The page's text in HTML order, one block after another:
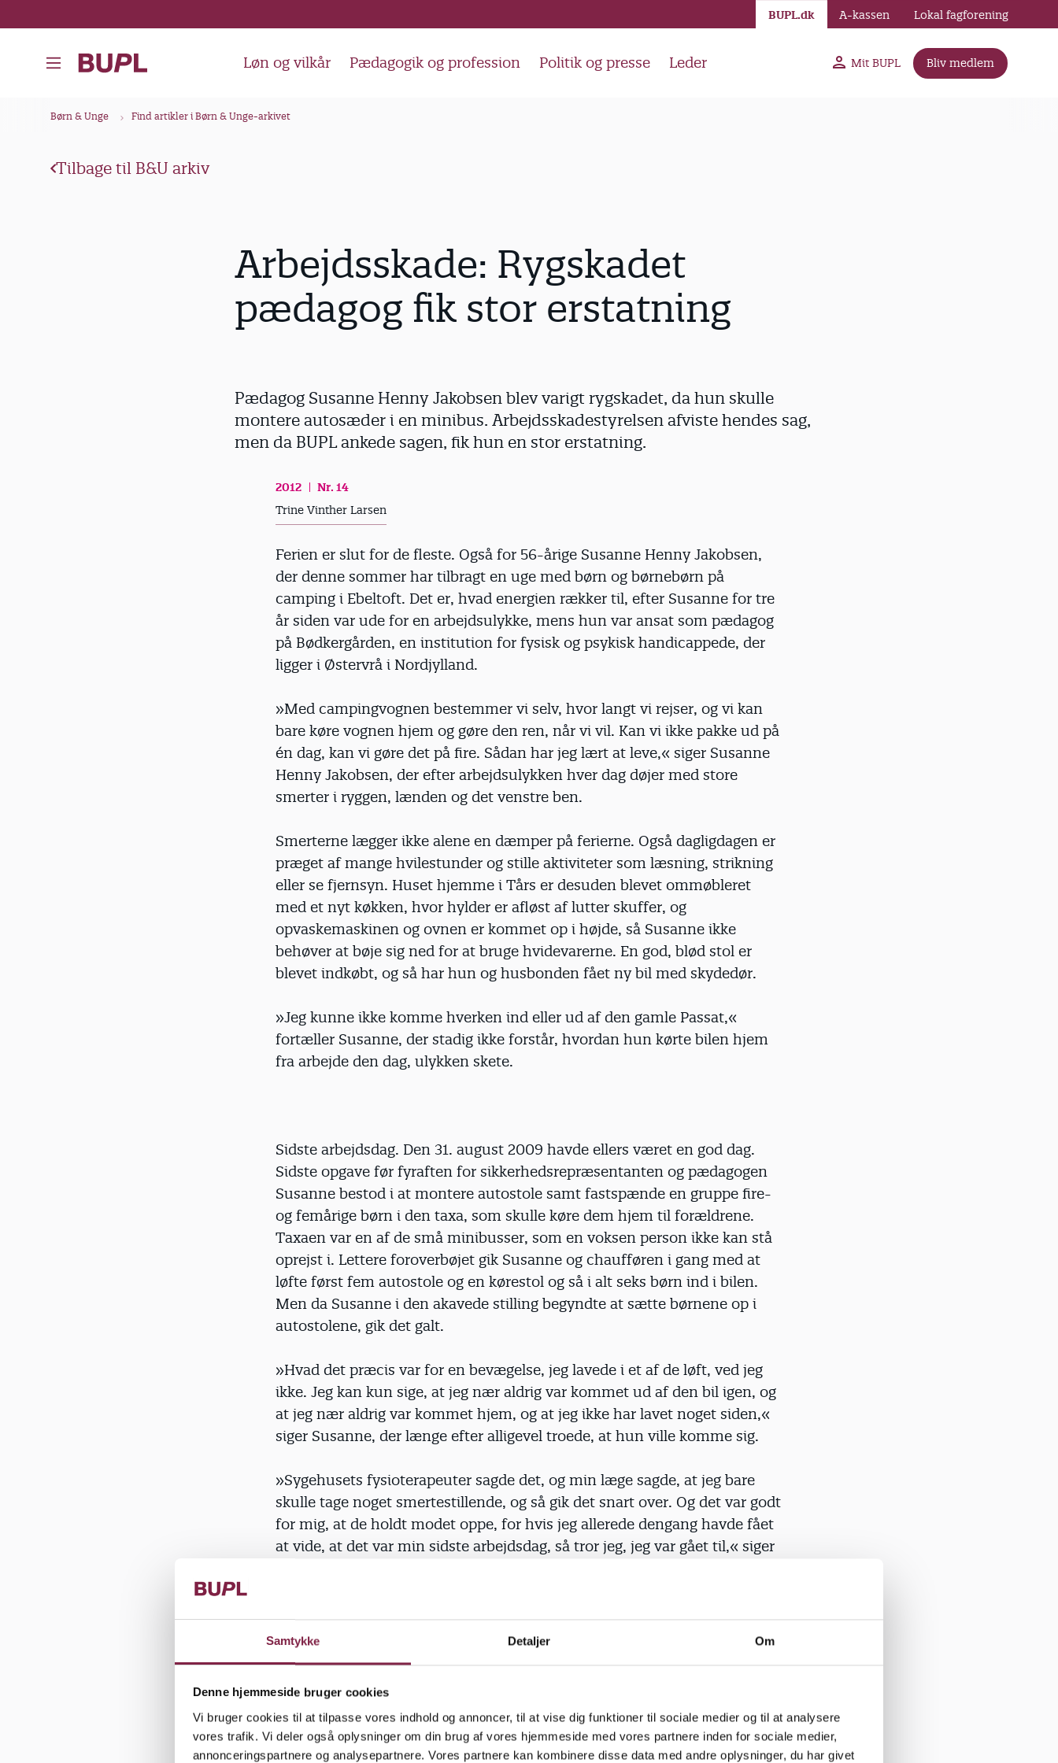
Samtykke Detaljer Om
Denne hjemmeside bruger cookies
Vi bruger cookies til at tilpasse vores indhold og annoncer, til at vise dig funktioner til sociale medier og til at analysere
vores trafik. Vi deler også oplysninger om din brug af vores hjemmeside med vores partnere inden for sociale medier,
annonceringspartnere og analysepartnere. Vores partnere kan kombinere disse data med andre oplysninger, du har givet
å
Løn og vilkår Pædagogik og profession Politik og presse Leder Mit BUPL Bliv medlem
BUPL.dk A-kassen Lokal fagforening
Børn & Unge Find artikler i Børn & Unge-arkivet
Tilbage til B&U arkiv
Arbejdsskade: Rygskadet
pædagog fik stor erstatning
Pædagog Susanne Henny Jakobsen blev varigt ryg­skadet, da hun skulle
montere autosæder i en minibus. Arbejds­skadestyrelsen afviste hendes sag,
men da BUPL ankede sagen, fik hun en stor erstatning.
2012
Nr. 14
Trine Vinther Larsen
Ferien er slut for de fleste. Også for 56-årige Susanne Henny Jakobsen,
der denne sommer har tilbragt en uge med børn og børnebørn på
camping i Ebeltoft. Det er, hvad energien rækker til, efter Susanne for tre
år siden var ude for en arbejdsulykke, mens hun var ansat som pædagog
på Bødkergården, en institution for fysisk og psykisk handicappede, der
ligger i Østervrå i Nordjylland.
»Med campingvognen bestemmer vi selv, hvor langt vi rejser, og vi kan
bare køre vognen hjem og gøre den ren, når vi vil. Kan vi ikke pakke ud på
én dag, kan vi gøre det på fire. Sådan har jeg lært at leve,« siger Susanne
Henny Jakobsen, der efter arbejdsulykken hver dag døjer med store
smerter i ryggen, lænden og det venstre ben.
Smerterne lægger ikke alene en dæmper på ferierne. Også dagligdagen er
præget af mange hvilestunder og stille aktiviteter som læsning, strikning
eller se fjernsyn. Huset hjemme i Tårs er desuden blevet ommøbleret
med et nyt køkken, hvor hylder er afløst af lutter skuffer, og
opvaskemaskinen og ovnen er kommet op i højde, så Susanne ikke
behøver at bøje sig ned for at bruge hvidevarerne. En god, blød stol er
blevet indkøbt, og så har hun og husbonden fået ny bil med skydedør.
»Jeg kunne ikke komme hverken ind eller ud af den gamle Passat,«
fortæller Susanne, der stadig ikke forstår, hvordan hun kørte bilen hjem
fra arbejde den dag, ulykken skete.
Sidste arbejdsdag. Den 31. august 2009 havde ellers været en god dag.
Sidste opgave før fyraften for sikkerhedsrepræsentanten og pædagogen
Susanne bestod i at montere autostole samt fastspænde en gruppe fire-
og femårige børn i den taxa, som skulle køre dem hjem til forældrene.
Taxaen var en af de små minibusser, som en voksen person ikke kan stå
oprejst i. Lettere foroverbøjet gik Susanne og chaufføren i gang med at
løfte først fem autostole og en kørestol og så i alt seks børn ind i bilen.
Men da Susanne i den akavede stilling begyndte at sætte børnene op i
autostolene, gik det galt.
»Hvad det præcis var for en bevægelse, jeg lavede i et af de løft, ved jeg
ikke. Jeg kan kun sige, at jeg nær aldrig var kommet ud af den bil igen, og
at jeg nær aldrig var kommet hjem, og at jeg ikke har lavet noget siden,«
siger Susanne, der længe efter alligevel troede, at hun ville komme sig.
»Sygehusets fysioterapeuter sagde det, og min læge sagde, at jeg bare
skulle tage noget smertestillende, og så gik det snart over. Og det var godt
for mig, at de holdt modet oppe, for hvis jeg allerede dengang havde fået
at vide, at det var min sidste arbejdsdag, så tror jeg, jeg var gået til,« siger
»For det blev jo ikke bedre. I de første tre måneder lå jeg bare på maven
en anden verden, og min mand måtte hjælpe. Det var forfærdeligt, og
flere gange troede jeg, jeg skulle dø,« siger Susanne, der havde mere
elendighed i vente.